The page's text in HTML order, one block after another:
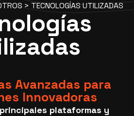
> TECNOLOGÍAS UTILIZADAS
Avanzadas para
Innovadoras
plataformas y